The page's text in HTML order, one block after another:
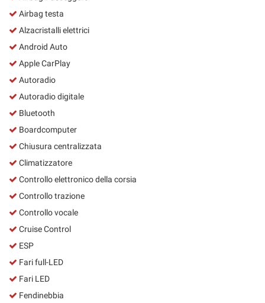
Airbag testa
Alzacristalli elettrici
Android Auto
Apple CarPlay
Autoradio
Autoradio digitale
Bluetooth
Boardcomputer
Chiusura centralizzata
Climatizzatore
Controllo elettronico della corsia
Controllo trazione
Controllo vocale
Cruise Control
ESP
Fari full-LED
Fari LED
Fendinebbia